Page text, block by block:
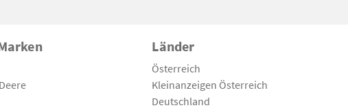
Länder
Österreich
Kleinanzeigen Österreich
Deutschland